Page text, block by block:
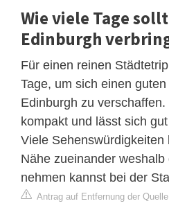
Wie viele Tage
Edinburgh
Für einen reinen
Tage, um sich einen
Edinburgh zu
kompakt und lässt sich
Viele Sehenswürdigkeiten
Nähe zueinander
nehmen kannst bei der
Antrag auf Entfernung der Quelle